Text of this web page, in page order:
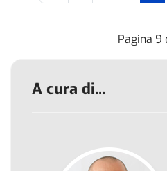
Pagina 9
A cura di...